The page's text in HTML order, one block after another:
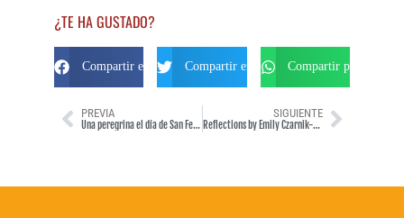
¿TE HA GUSTADO?
Compartir en FacebookCompartir en TwitterCompartir por
PREVIA
Una peregrina el día de San Fermín
SIGUIENTE
Reflections by Emily Czarnik-Neimeyer